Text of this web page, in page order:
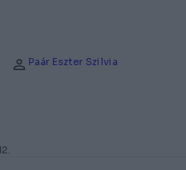
Paár Eszter Szilvia